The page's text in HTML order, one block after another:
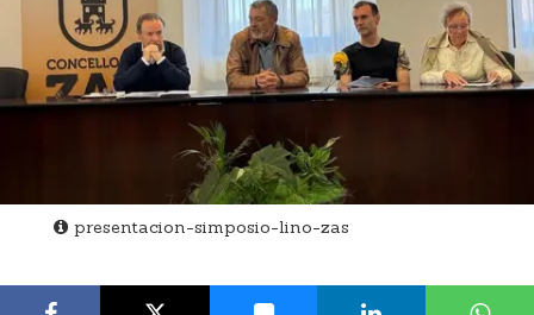
presentacion-simposio-lino-zas